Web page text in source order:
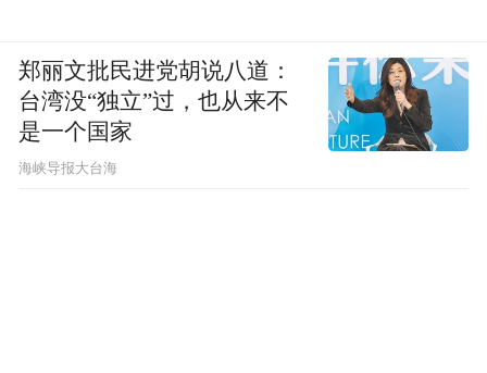
郑丽文批民进党胡说八道：
台湾没“独立”过，也从来不
是一个国家
​海峡导报大台海